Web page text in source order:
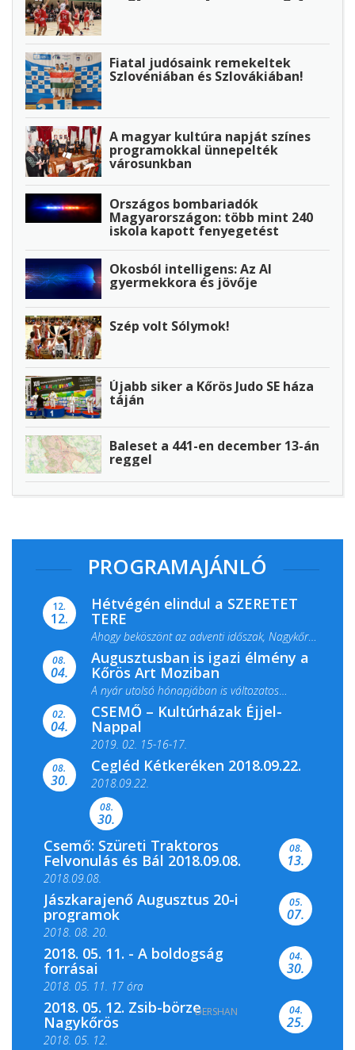
Fiatal judósaink remekeltek
Szlovéniában és Szlovákiában!
A magyar kultúra napját színes
programokkal ünnepelték
városunkban
Országos bombariadók
Magyarországon: több mint 240
iskola kapott fenyegetést
Okosból intelligens: Az AI
gyermekkora és jövője
Szép volt Sólymok!
Újabb siker a Kőrös Judo SE háza
táján
Baleset a 441-en december 13-án
reggel
PROGRAMAJÁNLÓ
12.
12.
Hétvégén elindul a SZERETET
TERE
Ahogy beköszönt az adventi időszak, Nagykőrös
ismét megtelik ünnepi fénnyel és közös...
08.
04.
Augusztusban is igazi élmény a
Kőrös Art Moziban
A nyár utolsó hónapjában is változatos
filmkínálattal, családi...
02.
04.
CSEMŐ – Kultúrházak Éjjel-
Nappal
2019. 02. 15-16-17.
Színes és tartalmas programokkal várja a
Csemői Községi Könyvtár és...
08.
30.
Cegléd Kétkeréken 2018.09.22.
2018.09.22.
08.
30.
Csemő: Szüreti Traktoros
Felvonulás és Bál 2018.09.08.
2018.09.08.
08.
13.
Jászkarajenő Augusztus 20-i
programok
2018. 08. 20.
05.
07.
2018. 05. 11. - A boldogság
forrásai
2018. 05. 11. 17 óra
2018. 05. 11. 19 óra
04.
30.
2018. 05. 12. Zsib-börze
Nagykőrös
2018. 05. 12.
04.
25.
DERSHAN